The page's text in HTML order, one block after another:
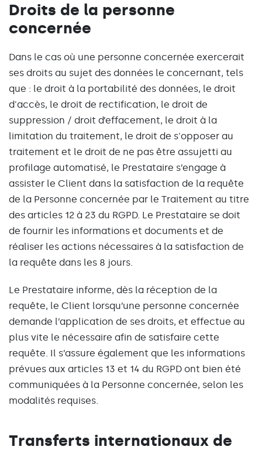
Droits de la personne
concernée
Dans le cas où une personne concernée exercerait
ses droits au sujet des données le concernant, tels
que : le droit à la portabilité des données, le droit
d'accès, le droit de rectification, le droit de
suppression / droit d’effacement, le droit à la
limitation du traitement, le droit de s'opposer au
traitement et le droit de ne pas être assujetti au
profilage automatisé, le Prestataire s’engage à
assister le Client dans la satisfaction de la requête
de la Personne concernée par le Traitement au titre
des articles 12 à 23 du RGPD. Le Prestataire se doit
de fournir les informations et documents et de
réaliser les actions nécessaires à la satisfaction de
la requête dans les 8 jours.
Le Prestataire informe, dès la réception de la
requête, le Client lorsqu’une personne concernée
demande l’application de ses droits, et effectue au
plus vite le nécessaire afin de satisfaire cette
requête. Il s’assure également que les informations
prévues aux articles 13 et 14 du RGPD ont bien été
communiquées à la Personne concernée, selon les
modalités requises.
Transferts internationaux de